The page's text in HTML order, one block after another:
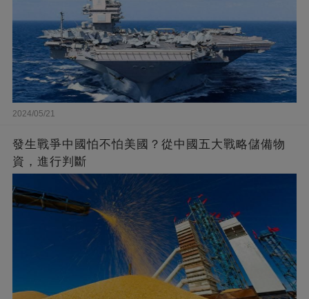
2024/05/21
發生戰爭中國怕不怕美國？從中國五大戰略儲備物
資，進行判斷